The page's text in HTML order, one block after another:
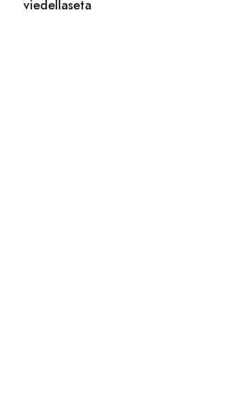
viedellaseta